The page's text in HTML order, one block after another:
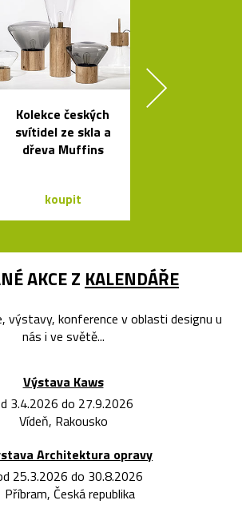
Kolekce českých
svítidel ze skla a
dřeva Muffins
koupit
AKCE Z KALENDÁŘE
výstavy, konference v oblasti designu u
nás i ve světě...
Výstava Kaws
3.4.2026 do 27.9.2026
Vídeň, Rakousko
Architektura opravy
25.3.2026 do 30.8.2026
Příbram, Česká republika